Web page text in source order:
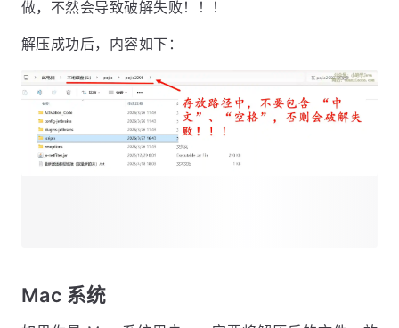
做，不然会导致破解失败！！！
解压成功后，内容如下：
Mac 系统